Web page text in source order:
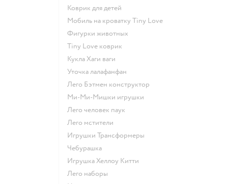
Коврик для детей
Мобиль на кроватку Tiny Love
Фигурки животных
Tiny Love коврик
Кукла Хаги ваги
Уточка лалафанфан
Лего Бэтмен конструктор
Ми-Ми-Мишки игрушки
Лего человек паук
Лего мстители
Игрушки Трансформеры
Чебурашка
Игрушка Хеллоу Китти
Лего наборы